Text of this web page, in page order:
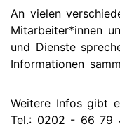
An vielen
Mitarbeiter*innen
und Dienste
Informationen
Weitere Infos gibt
Tel.: 0202 - 66 79